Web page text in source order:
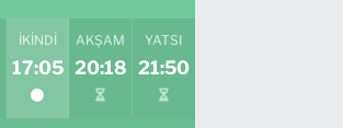
İKINDI
17:05
AKŞAM
20:18
YATSI
21:50